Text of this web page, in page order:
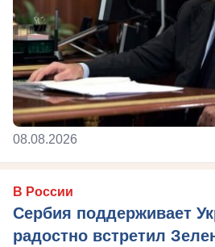
08.08.2026
В России
Сербия поддерживает
радостно встретил